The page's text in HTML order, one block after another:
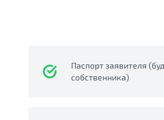
Паспорт заявителя
собственника)